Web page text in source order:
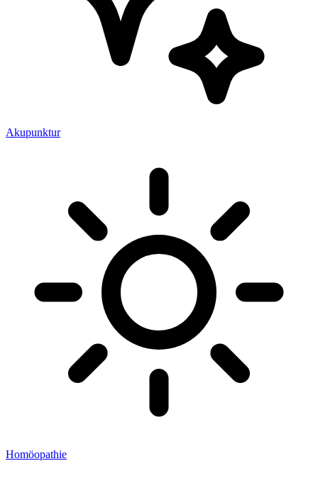
Akupunktur
Homöopathie